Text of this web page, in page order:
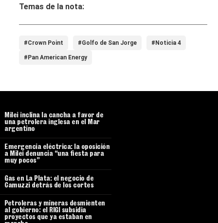
Temas de la nota:
#Crown Point #Golfo de San Jorge #Noticia 4
#Pan American Energy
Milei inclina la cancha a favor de
una petrolera inglesa en el Mar
argentino
Emergencia eléctrica: la oposición
a Milei denuncia “una fiesta para
muy pocos”
Gas en La Plata: el negocio de
Camuzzi detrás de los cortes
Petroleras y mineras desmienten
al gobierno: el RIGI subsidia
proyectos que ya estaban en